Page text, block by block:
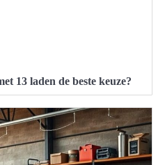
13 laden de beste keuze?